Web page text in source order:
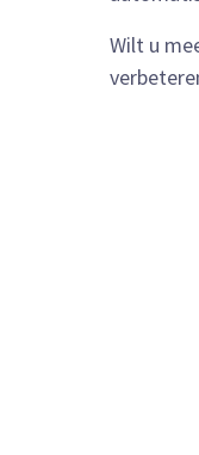
Wilt u